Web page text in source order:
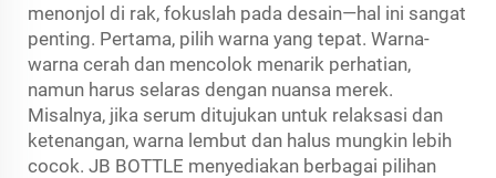
menonjol di rak, fokuslah pada desain—hal ini sangat
penting. Pertama, pilih warna yang tepat. Warna-
warna cerah dan mencolok menarik perhatian,
namun harus selaras dengan nuansa merek.
Misalnya, jika serum ditujukan untuk relaksasi dan
ketenangan, warna lembut dan halus mungkin lebih
cocok. JB BOTTLE menyediakan berbagai pilihan